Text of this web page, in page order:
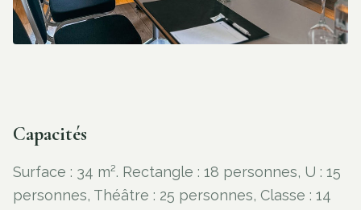
Capacités
Surface : 34 m². Rectangle : 18 personnes, U : 15
personnes, Théâtre : 25 personnes, Classe : 14